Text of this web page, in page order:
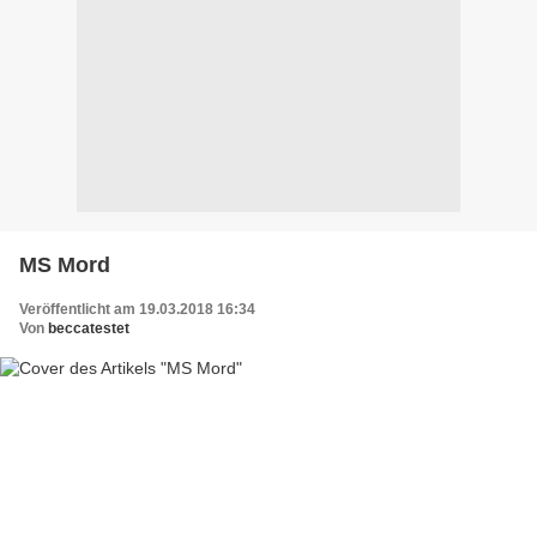
MS Mord
Veröffentlicht am 19.03.2018 16:34
Von beccatestet